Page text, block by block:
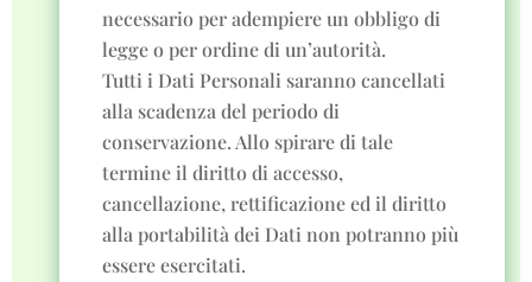
necessario per adempiere un obbligo di
legge o per ordine di un’autorità.
Tutti i Dati Personali saranno cancellati
alla scadenza del periodo di
conservazione. Allo spirare di tale
termine il diritto di accesso,
cancellazione, rettificazione ed il diritto
alla portabilità dei Dati non potranno più
essere esercitati.